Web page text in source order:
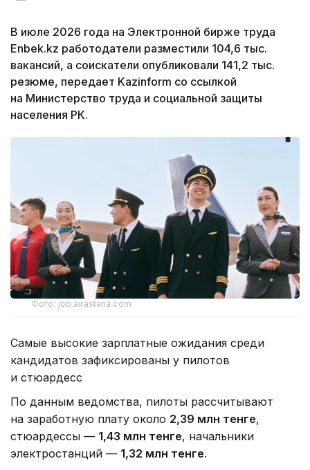
В июле 2026 года на Электронной бирже труда
Enbek.kz работодатели разместили 104,6 тыс.
вакансий, а соискатели опубликовали 141,2 тыс.
резюме, передает Kazinform со ссылкой
на Министерство труда и социальной защиты
населения РК.
Фото: job.airastana.com
Самые высокие зарплатные ожидания среди
кандидатов зафиксированы у пилотов
и стюардесс
По данным ведомства, пилоты рассчитывают
на заработную плату около 2,39 млн тенге,
стюардессы — 1,43 млн тенге, начальники
электростанций — 1,32 млн тенге.